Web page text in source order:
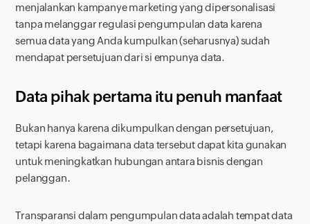
menjalankan kampanye marketing yang dipersonalisasi
tanpa melanggar regulasi pengumpulan data karena
semua data yang Anda kumpulkan (seharusnya) sudah
mendapat persetujuan dari si empunya data.
Data pihak pertama itu penuh manfaat
Bukan hanya karena dikumpulkan dengan persetujuan,
tetapi karena bagaimana data tersebut dapat kita gunakan
untuk meningkatkan hubungan antara bisnis dengan
pelanggan.
Transparansi dalam pengumpulan data adalah tempat data